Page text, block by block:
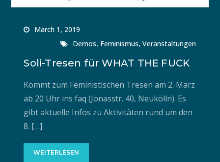
March 1, 2019
Demos, Feminismus,Veranstaltungen
Soli-Tresen für WHAT THE FUCK
Kommt zum Feministischen Tresen am 2. März
ab 20 Uhr ins faq (Jonasstr. 40, Neukölln). Es
gibt aktuelle Infos zu Aktivitäten rund um den
8. […]
WEITERLESEN